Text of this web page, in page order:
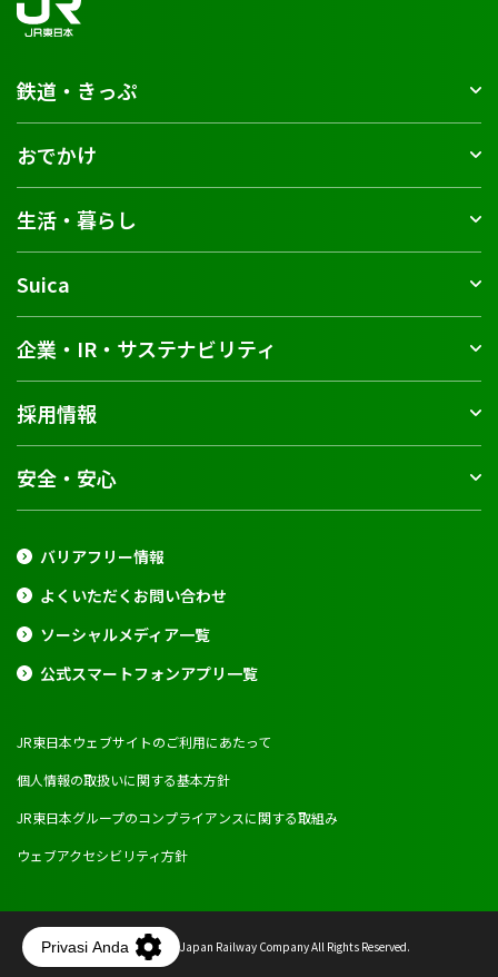
鉄道・きっぷ
おでかけ
生活・暮らし
Suica
企業・IR・サステナビリティ
採用情報
安全・安心
バリアフリー情報
よくいただくお問い合わせ
ソーシャルメディア一覧
公式スマートフォンアプリ一覧
JR東日本ウェブサイトのご利用にあたって
個人情報の取扱いに関する基本方針
JR東日本グループのコンプライアンスに関する取組み
ウェブアクセシビリティ方針
Copyright © East Japan Railway Company All Rights Reserved.